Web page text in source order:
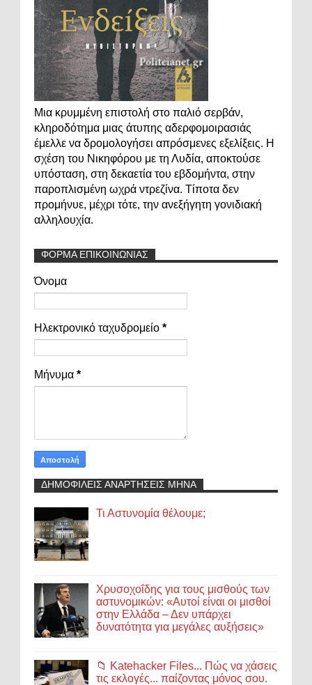
Μια κρυμμένη επιστολή στο παλιό σερβάν,
κληροδότημα μιας άτυπης αδερφομοιρασιάς
έμελλε να δρομολογήσει απρόσμενες εξελίξεις. Η
σχέση του Νικηφόρου με τη Λυδία, αποκτούσε
υπόσταση, στη δεκαετία του εβδομήντα, στην
παροπλισμένη ωχρά ντρεζίνα. Τίποτα δεν
προμήνυε, μέχρι τότε, την ανεξήγητη γονιδιακή
αλληλουχία.
ΦΟΡΜΑ ΕΠΙΚΟΙΝΩΝΙΑΣ
Όνομα
Ηλεκτρονικό ταχυδρομείο *
Μήνυμα *
ΔΗΜΟΦΙΛΕΙΣ ΑΝΑΡΤΗΣΕΙΣ ΜΗΝΑ
Τι Αστυνομία θέλουμε;
Χρυσοχοΐδης για τους μισθούς των
αστυνομικών: «Αυτοί είναι οι μισθοί
στην Ελλάδα – Δεν υπάρχει
δυνατότητα για μεγάλες αυξήσεις»
📁 Katehacker Files... Πώς να χάσεις
τις εκλογές... παίζοντας μόνος σου.